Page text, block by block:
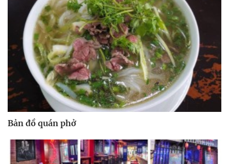
Bản đồ quán phở